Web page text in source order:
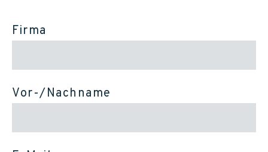
Firma
Vor-/Nachname